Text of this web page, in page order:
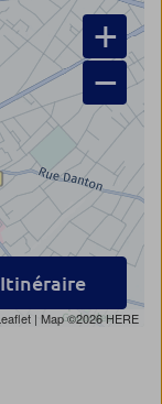
+
−
| Map ©2026HERE
Itinéraire